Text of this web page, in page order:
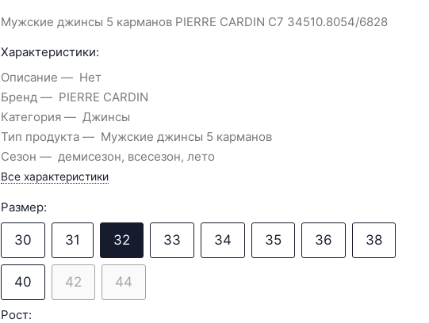
Мужские джинсы 5 карманов PIERRE CARDIN C7 34510.8054/6828
Характеристики:
Описание
Нет
Бренд
PIERRE CARDIN
Категория
Джинсы
Тип продукта
Мужские джинсы 5 карманов
Сезон
демисезон, всесезон, лето
Все характеристики
Размер:
30 31 32 33 34 35 36 38
40 42 44
Рост: